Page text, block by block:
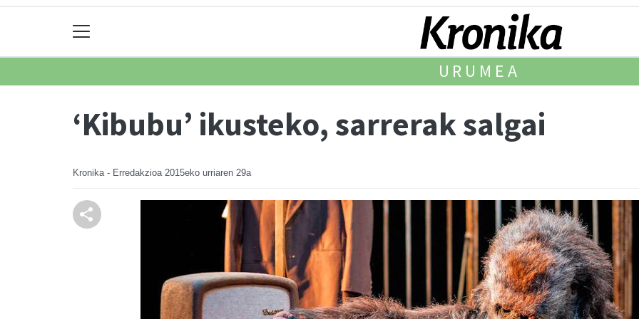
URUMEA
‘Kibubu’ ikusteko, sarrerak salgai
Kronika - Erredakzioa 2015eko urriaren 29a